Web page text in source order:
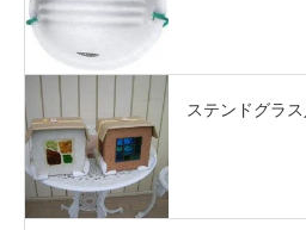
ステンドグラ